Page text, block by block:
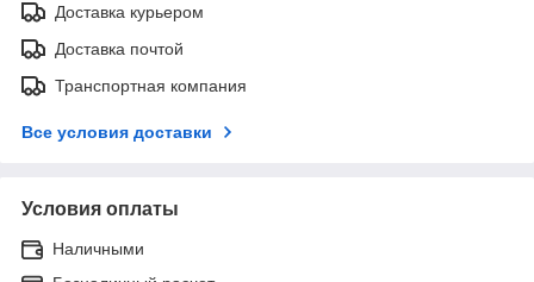
Доставка курьером
Доставка почтой
Транспортная компания
Все условия доставки
Условия оплаты
Наличными